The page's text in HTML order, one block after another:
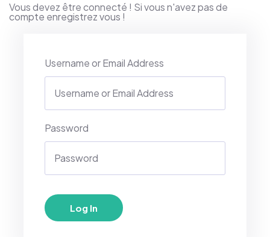
Vous devez être connecté ! Si vous n'avez pas de
compte enregistrez vous !
Username or Email Address
Password